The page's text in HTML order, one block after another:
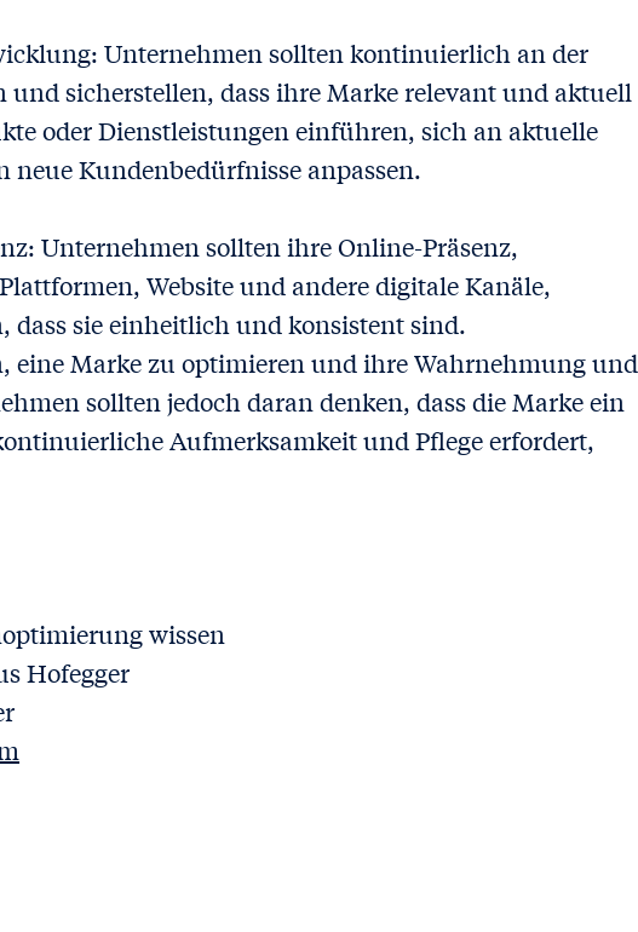
Unternehmen sollten kontinuierlich an der
sicherstellen, dass ihre Marke relevant und aktuell
oder Dienstleistungen einführen, sich an aktuelle
neue Kundenbedürfnisse anpassen.
Unternehmen sollten ihre Online-Präsenz,
Website und andere digitale Kanäle,
dass sie einheitlich und konsistent sind.
eine Marke zu optimieren und ihre Wahrnehmung und
sollten jedoch daran denken, dass die Marke ein
Aufmerksamkeit und Pflege erfordert,
wissen
Hofegger